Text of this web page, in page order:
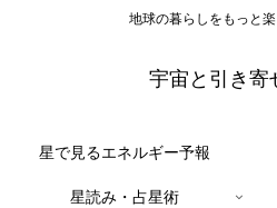
地球の暮らしをもっと
宇宙と引き寄
星で見るエネルギー予報
星読み・占星術